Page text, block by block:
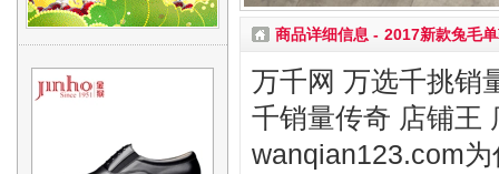
商品详细信息 - 2017新款兔毛
万千网 万选千挑销
千销量传奇 店铺王
wanqian123.com